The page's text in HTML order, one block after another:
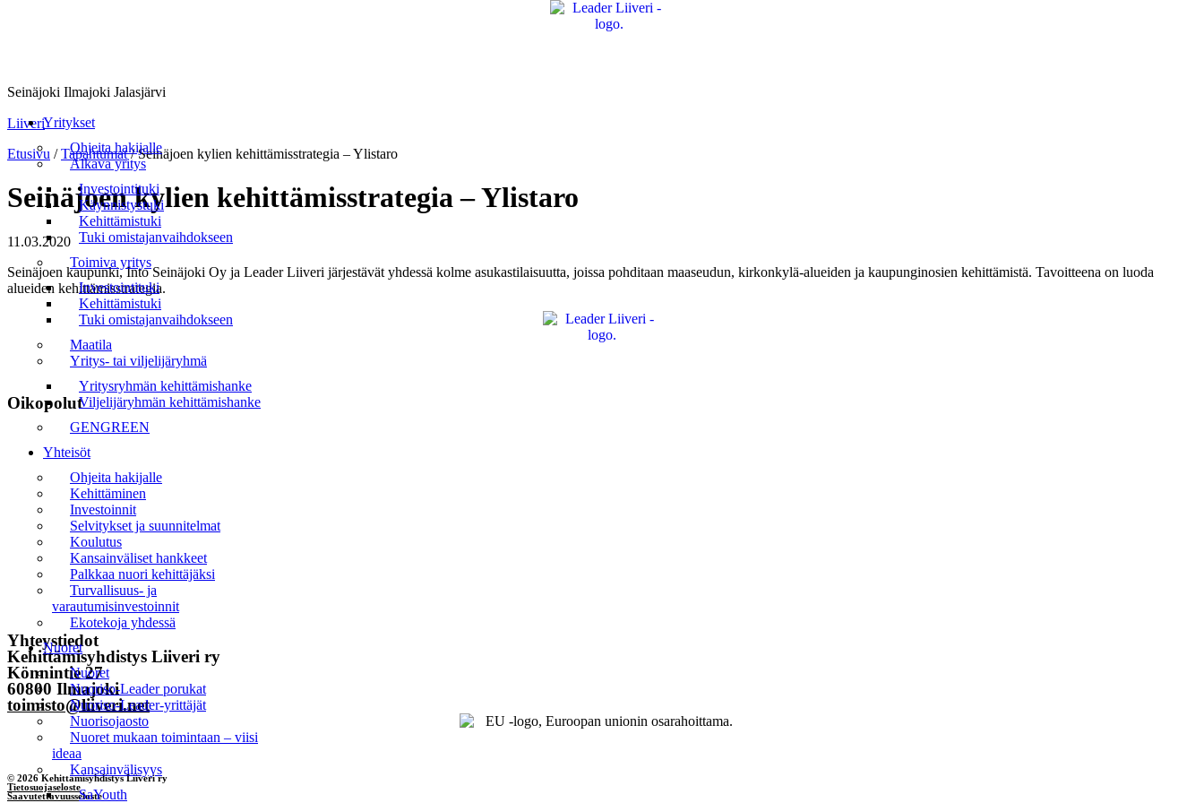
Liiveri
Seinäjoki Ilmajoki Jalasjärvi
ValikkoYritykset
Ohjeita hakijalle
Alkava yritys
Investointituki
Käynnistystuki
Kehittämistuki
Tuki omistajanvaihdokseen
Toimiva yritys
Investointituki
Kehittämistuki
Tuki omistajanvaihdokseen
Maatila
Yritys- tai viljelijäryhmä
Yritysryhmän kehittämishanke
Viljelijäryhmän kehittämishanke
GENGREEN
Yhteisöt
Ohjeita hakijalle
Kehittäminen
Investoinnit
Selvitykset ja suunnitelmat
Koulutus
Kansainväliset hankkeet
Palkkaa nuori kehittäjäksi
Turvallisuus- ja
varautumisinvestoinnit
Ekotekoja yhdessä
Nuoret
Nuoret
Nuoriso-Leader porukat
Nuoriso-Leader-yrittäjät
Nuorisojaosto
Nuoret mukaan toimintaan – viisi
ideaa
Kansainvälisyys
SaYouth
Etusivu /Tapahtumat/Seinäjoen kylien kehittämisstrategia – Ylistaro
Seinäjoen kylien kehittämisstrategia – Ylistaro
11.03.2020
Seinäjoen kaupunki, Into Seinäjoki Oy ja Leader Liiveri järjestävät yhdessä kolme asukastilaisuutta, joissa pohditaan maaseudun, kirkonkylä-alueiden ja kaupunginosien kehittämistä. Tavoitteena on luoda
alueiden kehittämisstrategia.
Oikopolut
Tapahtumat
Yhteystiedot
Tilaa uutiskirje
Yhteystiedot
Kehittämisyhdistys Liiveri ry
Könnintie 27
60800 Ilmajoki
toimisto@liiveri.net
© 2026 Kehittämisyhdistys Liiveri ry
Tietosuojaseloste
Saavutettavuusseloste